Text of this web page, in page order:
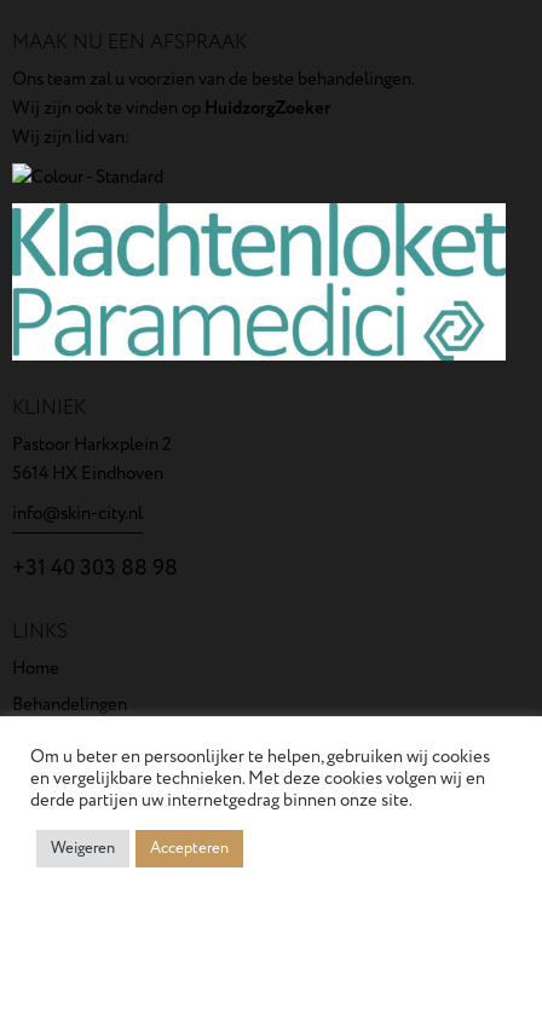
MAAK NU EEN AFSPRAAK
Ons team zal u voorzien van de beste behandelingen.
Wij zijn ook te vinden op HuidzorgZoeker
Wij zijn lid van:
KLINIEK
Pastoor Harkxplein 2
5614 HX Eindhoven
info@skin-city.nl
+31 40 303 88 98
LINKS
Home
Behandelingen
Maak een afspraak
Contact
Om u beter en persoonlijker te helpen, gebruiken wij cookies
en vergelijkbare technieken. Met deze cookies volgen wij en
derde partijen uw internetgedrag binnen onze site.
Weigeren Accepteren